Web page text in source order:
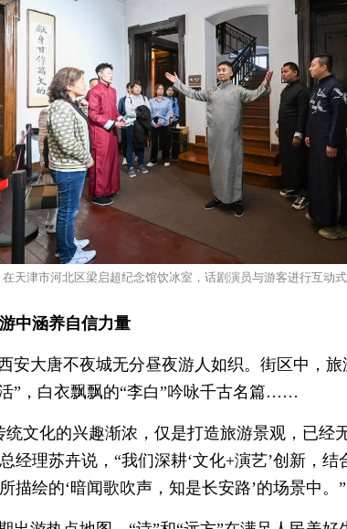
在天津市河北区梁启超纪念馆饮冰室，话剧演员与游客进行互动
中涵养自信力量
安大唐不夜城无分昼夜游人如织。街区中，
”，白衣飘飘的“李白”吟咏千古名篇……
统文化的兴趣渐浓，仅是打造旅游景观，已经
经理苏卉说，“我们深耕‘文化+演艺’创新，结
描绘的‘暗闻歌吹声，知是长安路’的场景中。”